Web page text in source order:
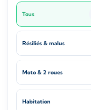
Tous
Résiliés & malus
Moto & 2 roues
Habitation